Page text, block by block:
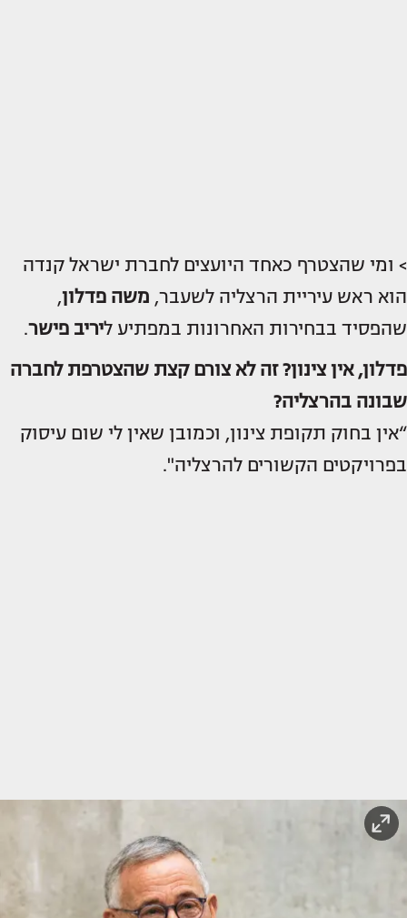
> ומי שהצטרף כאחד היועצים לחברת ישראל קנדה
הוא ראש עיריית הרצליה לשעבר, משה פדלון,
שהפסיד בבחירות האחרונות במפתיע ליריב פישר.
פדלון, אין צינון? זה לא צורם קצת שהצטרפת לחברה
שבונה בהרצליה?
“אין בחוק תקופת צינון, וכמובן שאין לי שום עיסוק
בפרויקטים הקשורים להרצליה".